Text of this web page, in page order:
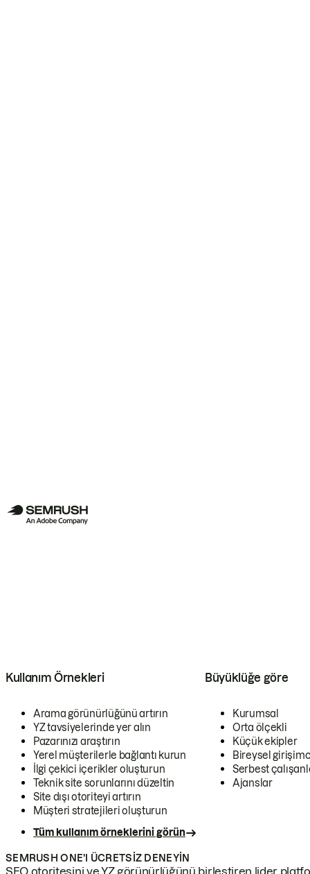
Kullanım Örnekleri
Arama görünürlüğünü artırın
YZ tavsiyelerinde yer alın
Pazarınızı araştırın
Yerel müşterilerle bağlantı kurun
İlgi çekici içerikler oluşturun
Teknik site sorunlarını düzeltin
Site dışı otoriteyi artırın
Müşteri stratejileri oluşturun
Tüm kullanım örneklerini görün
Büyüklüğe göre
Kurumsal
Orta ölçekli
Küçük ekipler
Bireysel
Serbest
Ajanslar
SEMRUSH ONE'I ÜCRETSIZ DENEYIN
SEO otoritesini ve YZ görünürlüğünü birleştiren lider